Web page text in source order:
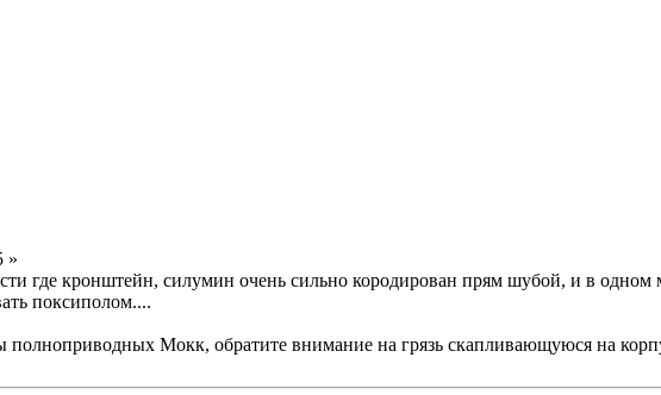
»
где кронштейн, силумин очень сильно кородирован прям шубой, и в
поксиполом....
полноприводных Мокк, обратите внимание на грязь скапливающуюся на